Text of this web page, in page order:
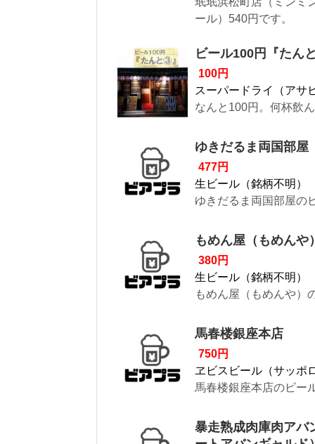
ール）540円です。
ビール100円『たん
100円
スーパードライ（アサ
なんと100円。何杯飲
ゆきだるま両国部屋
477円
生ビール（銘柄不明）
ゆきだるま両国部屋の
もめん屋（もめんや
380円
生ビール（銘柄不明）
もめん屋（もめんや）
馬春楼銀座本店
750円
ヱビスビール（サッポ
馬春楼銀座本店のビー
暴走熟成肉庫肉アバ